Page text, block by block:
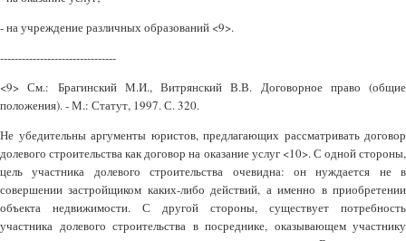
- на учреждение различных образований <9>.
--------------------------------
<9> См.: Брагинский М.И., Витрянский В.В. Договорное право (общие
положения). - М.: Статут, 1997. С. 320.
Не убедительны аргументы юристов, предлагающих рассматривать договор
долевого строительства как договор на оказание услуг <10>. С одной стороны,
цель участника долевого строительства очевидна: он нуждается не в
совершении застройщиком каких-либо действий, а именно в приобретении
объекта недвижимости. С другой стороны, существует потребность
участника долевого строительства в посреднике, оказывающем участнику